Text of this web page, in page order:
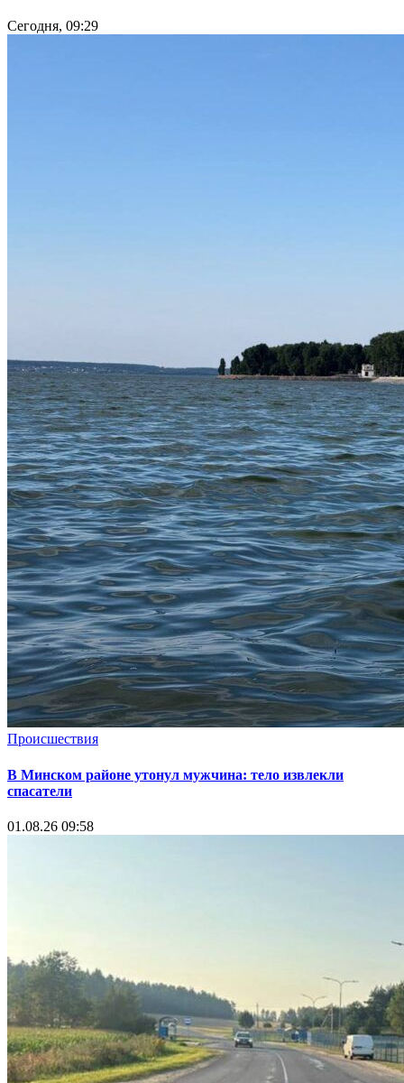
Сегодня, 09:29
Происшествия
В Минском районе утонул мужчина: тело извлекли
спасатели
01.08.26 09:58